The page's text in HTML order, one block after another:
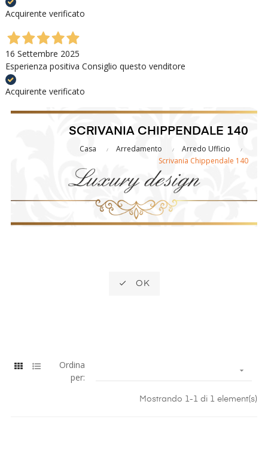
Acquirente verificato
16 Settembre 2025
Esperienza positiva Consiglio questo venditore
Acquirente verificato
SCRIVANIA CHIPPENDALE 140
Casa Arredamento
Arredo Ufficio
Scrivania Chippendale 140
 OK
Ordina
per:

Mostrando 1-1 di 1 element(s)